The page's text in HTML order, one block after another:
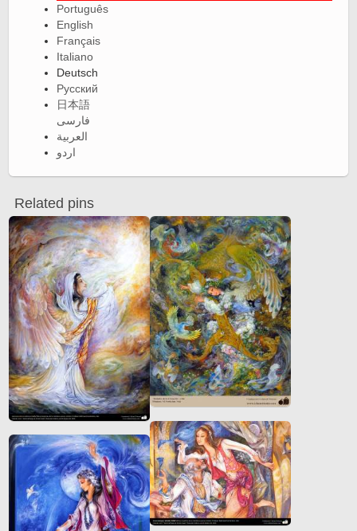
Português
English
Français
Italiano
Deutsch
Русский
日本語
فارسی
العربية
اردو
Related pins